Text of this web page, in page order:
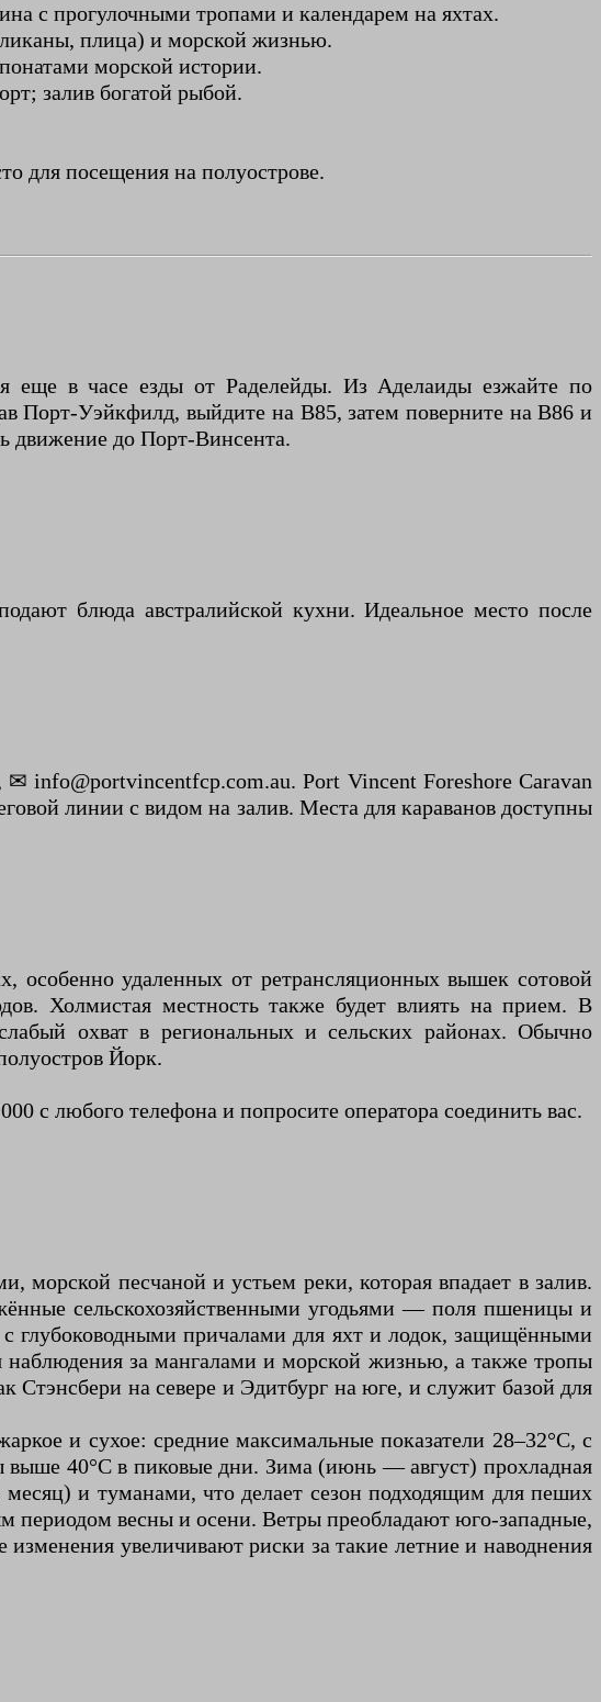
с прогулочными тропами и календарем на яхтах.
плица) и морской жизнью.
морской истории.
залив богатой рыбой.
для посещения на полуострове.
еще в часе езды от Раделейды. Из Аделаиды езжайте по
Порт-Уэйкфилд, выйдите на B85, затем поверните на B86 и
движение до Порт-Винсента.
блюда австралийской кухни. Идеальное место после
info@portvincentfcp.com.au. Port Vincent Foreshore Caravan
линии с видом на залив. Места для караванов доступны
удаленных от ретрансляционных вышек сотовой
Холмистая местность также будет влиять на прием. В
охват в региональных и сельских районах. Обычно
Йорк.
с любого телефона и попросите оператора соединить вас.
песчаной и устьем реки, которая впадает в залив.
сельскохозяйственными угодьями — поля пшеницы и
причалами для яхт и лодок, защищёнными
за мангалами и морской жизнью, а также тропы
Стэнсбери на севере и Эдитбург на юге, и служит базой для
и сухое: средние максимальные показатели 28–32°C, с
40°C в пиковые дни. Зима (июнь — август) прохладная
и туманами, что делает сезон подходящим для пеших
периодом весны и осени. Ветры преобладают юго-западные,
увеличивают риски за такие летние и наводнения